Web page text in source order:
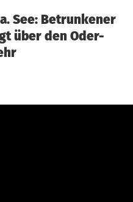
See: Betrunkener
über den Oder-